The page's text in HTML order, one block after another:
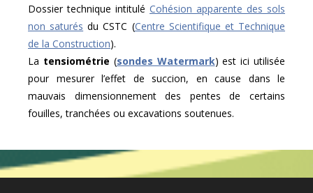
Dossier technique intitulé Cohésion apparente des sols
non saturés du CSTC (Centre Scientifique et Technique
de la Construction).
La tensiométrie (sondes Watermark) est ici utilisée
pour mesurer l’effet de succion, en cause dans le
mauvais dimensionnement des pentes de certains
fouilles, tranchées ou excavations soutenues.